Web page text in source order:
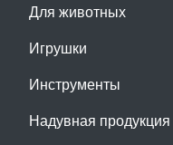
Для животных
Игрушки
Инструменты
Надувная продукция